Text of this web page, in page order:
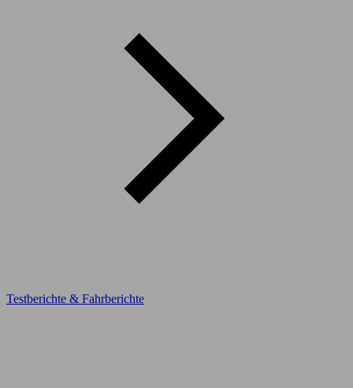
Testberichte & Fahrberichte